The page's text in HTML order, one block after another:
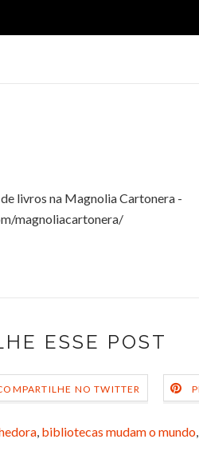
livros na Magnolia Cartonera -
magnoliacartonera/
ESSE POST
NO TWITTER
, bibliotecas mudam o mundo,